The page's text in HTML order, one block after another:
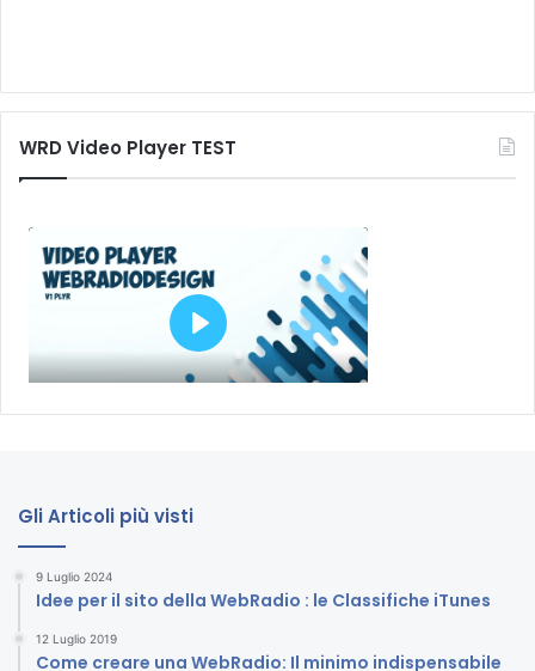
WRD Video Player TEST
Gli Articoli più visti
9 Luglio 2024
Idee per il sito della WebRadio : le Classifiche iTunes
12 Luglio 2019
Come creare una WebRadio: Il minimo indispensabile